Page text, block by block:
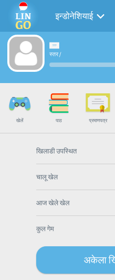
इन्डोनेशियाई
स्तर/
खेलें पाठ प्रमाणपत्र
खिलाडी उपस्थित
चालू खेल
आज खेले खेल
कुल गेम
अकेला